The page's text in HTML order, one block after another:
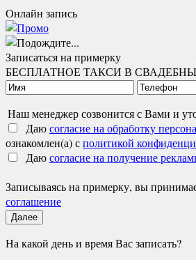
Онлайн запись
Записаться на примерку
БЕСПЛАТНОЕ ТАКСИ В
Наш менеджер созвонится с Вами и
Даюсогласие на обработку
ознакомлен(а) сполитикой
Даюсогласие на получение
Записываясь на примерку, вы
соглашение
Далее
На какой день и время Вас записать?